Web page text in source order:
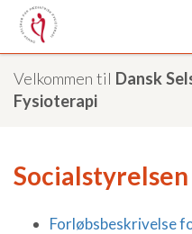
Velkommen til Dansk
Fysioterapi
Socialstyrelsen
Forløbsbeskrivelse